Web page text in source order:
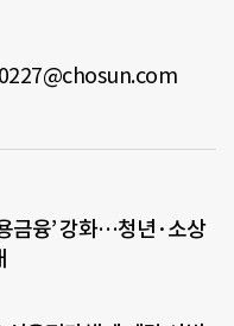
금융’ 강화…청년·소상